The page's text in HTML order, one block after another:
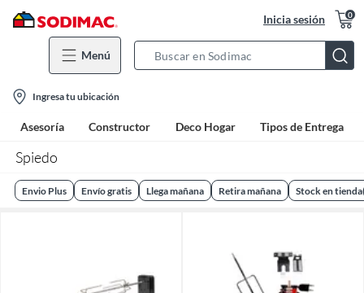
Inicia sesión 0
Menú
Bar
location-
icon
Ingresa tu ubicación
Asesoría Constructor Deco Hogar Tipos de Entrega
Spiedo
Envio Plus Envío gratis Llega mañana Retira mañana Stock en tienda